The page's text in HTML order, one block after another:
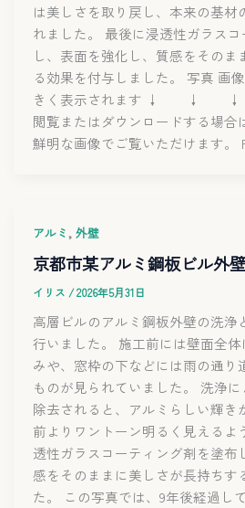
は美しさを取り戻し、本来の基材
れました。 最後に浸透性ガラス
し、表面を強化し、質感をそのま
る効果を付与しました。 写真 画
きく表示されます ↓
閲覧またはダウンロードする場合
鮮明な画像でご覧いただけます。
アルミ ,外壁
京都市某アルミ鋼板ビル外
イリス /2026年5月31日
高層ビルのアルミ鋼板外壁の洗浄
行いました。 施工前には壁面全
みや、窓枠の下などには雨の通り
ものが見られていました。 洗浄
除去されると、アルミらしい輝き
前よりワントーン明るく見えるよ
透性ガラスコーティング剤を塗布
感をそのままに美しさが長持ちす
た。 この写真では、9年後経過し